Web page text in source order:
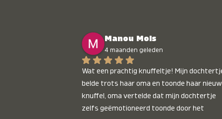
Manou Mols
4 maanden geleden
Wat een prachtig knuffeltje! Mijn
belde trots haar oma en toonde haar
knuffel, oma vertelde dat mijn dochtertje
zelfs geëmotioneerd toonde door het